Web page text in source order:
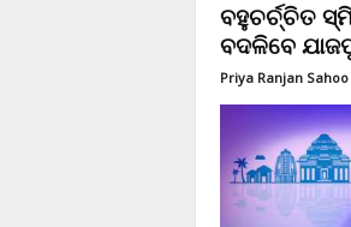
ବହୁଚର୍ଚ୍ଚିତ
ବଦଳିବେ
Priya Ranjan Sahoo